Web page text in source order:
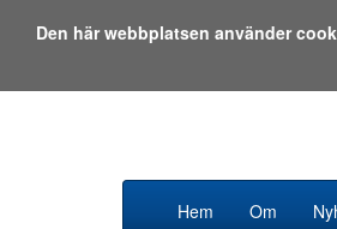
Hem Om
Den här webbplatsen använder